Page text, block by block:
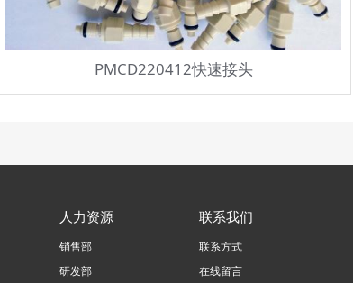
PMCD220412快速接头
人力资源
销售部
研发部
联系我们
联系方式
在线留言